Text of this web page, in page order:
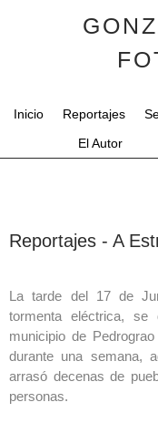
Inicio Reportajes
El Autor
Reportajes - A
La tarde del 17 de
tormenta eléctrica,
municipio de
durante una semana,
arrasó decenas de
personas.